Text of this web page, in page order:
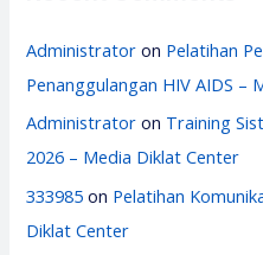
Administrator on Pelatihan
Penanggulangan HIV AIDS –
Administrator on Training
2026 – Media Diklat Center
333985 on Pelatihan
Diklat Center